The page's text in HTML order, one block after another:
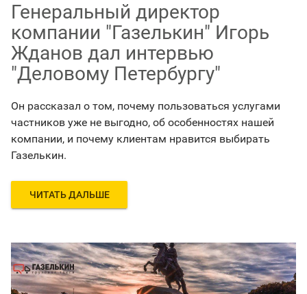
Генеральный директор
компании "Газелькин" Игорь
Жданов дал интервью
"Деловому Петербургу"
Он рассказал о том, почему пользоваться услугами
частников уже не выгодно, об особенностях нашей
компании, и почему клиентам нравится выбирать
Газелькин.
ЧИТАТЬ ДАЛЬШЕ